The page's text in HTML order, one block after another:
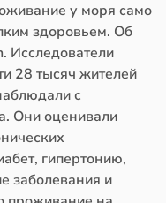
у моря само
здоровьем. Об
Исследователи
28 тысяч жителей
с
Они оценивали
гипертонию,
заболевания и